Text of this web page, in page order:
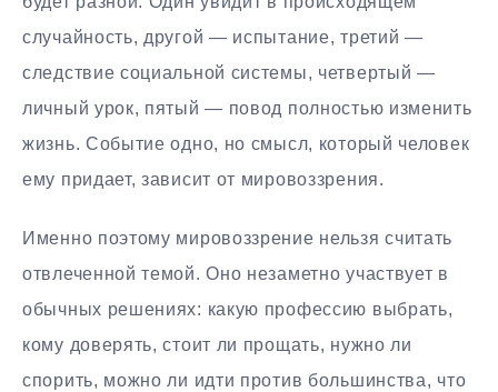
случайность, другой — испытание, третий —
следствие социальной системы, четвертый —
личный урок, пятый — повод полностью изменить
жизнь. Событие одно, но смысл, который человек
ему придает, зависит от мировоззрения.
Именно поэтому мировоззрение нельзя считать
отвлеченной темой. Оно незаметно участвует в
обычных решениях: какую профессию выбрать,
кому доверять, стоит ли прощать, нужно ли
спорить, можно ли идти против большинства, что